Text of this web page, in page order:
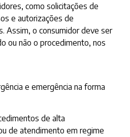
como solicitações de
e autorizações de
Assim, o consumidor deve ser
ou não o procedimento, nos
e emergência na forma
de alta
de atendimento em regime